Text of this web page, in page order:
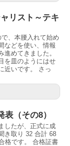
リスト～テキ
、本腰入れて始め
などを使い、情報
めてきました。
を皿のようにはせ
近いです。 さっ
（その8）
したが、正式に成
き取り 32 合計 68
格です。 合格証書